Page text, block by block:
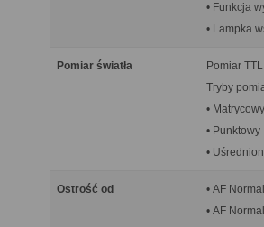
• Funkcja
• Lampka
Pomiar światła
Pomiar
Tryby
• Matrycowy
• Punktowy
•
Ostrość od
• AF
• AF